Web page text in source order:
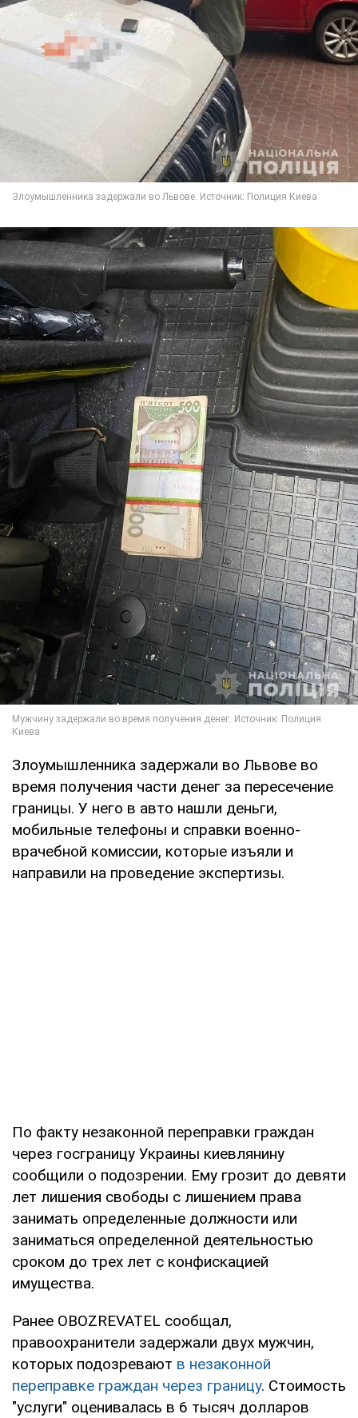
Злоумышленника задержали во Львове во
время получения части денег за пересечение
границы. У него в авто нашли деньги,
мобильные телефоны и справки военно-
врачебной комиссии, которые изъяли и
направили на проведение экспертизы.
По факту незаконной переправки граждан
через госграницу Украины киевлянину
сообщили о подозрении. Ему грозит до девяти
лет лишения свободы с лишением права
занимать определенные должности или
заниматься определенной деятельностью
сроком до трех лет с конфискацией
имущества.
Ранее OBOZREVATEL сообщал,
правоохранители задержали двух мужчин,
которых подозревают в незаконной
переправке граждан через границу. Стоимость
"услуги" оценивалась в 6 тысяч долларов